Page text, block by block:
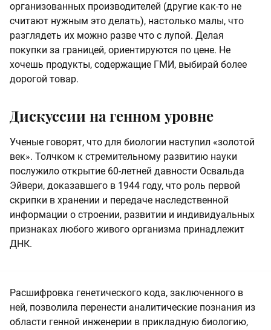
организованных производителей (другие как-то не
считают нужным это делать), настолько малы, что
разглядеть их можно разве что с лупой. Делая
покупки за границей, ориентируются по цене. Не
хочешь продукты, содержащие ГМИ, выбирай более
дорогой товар.
Дискуссии на генном уровне
Ученые говорят, что для биологии наступил «золотой
век». Толчком к стремительному развитию науки
послужило открытие 60-летней давности Освальда
Эйвери, доказавшего в 1944 году, что роль первой
скрипки в хранении и передаче наследственной
информации о строении, развитии и индивидуальных
признаках любого живого организма принадлежит
ДНК.
Расшифровка генетического кода, заключенного в
ней, позволила перенести аналитические познания из
области генной инженерии в прикладную биологию,